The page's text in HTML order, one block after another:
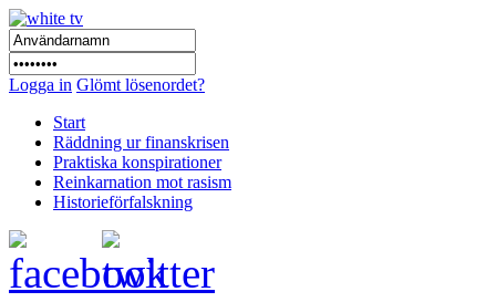
Logga in Glömt lösenordet?
Start
Räddning ur finanskrisen
Praktiska konspirationer
Reinkarnation mot rasism
Historieförfalskning